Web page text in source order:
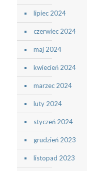
lipiec 2024
czerwiec 2024
maj 2024
kwiecień 2024
marzec 2024
luty 2024
styczeń 2024
grudzień 2023
listopad 2023